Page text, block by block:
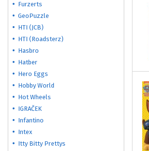
Furzerts
GeoPuzzle
HTI (JCB)
HTI (Roadsterz)
Hasbro
Hatber
Hero Eggs
Hobby World
Hot Wheels
IGRAČEK
Infantino
Intex
Itty Bitty Prettys